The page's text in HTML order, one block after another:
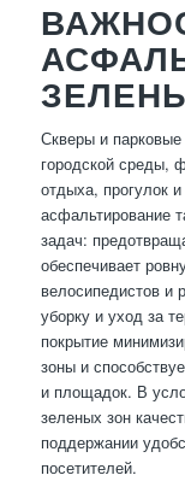
Скверы и
городской среды,
отдыха, прогулок
асфальтирование
задач:
обеспечивает
велосипедистов и
уборку и уход за
покрытие
зоны и
и площадок. В
зеленых зон
поддержании
посетителей.